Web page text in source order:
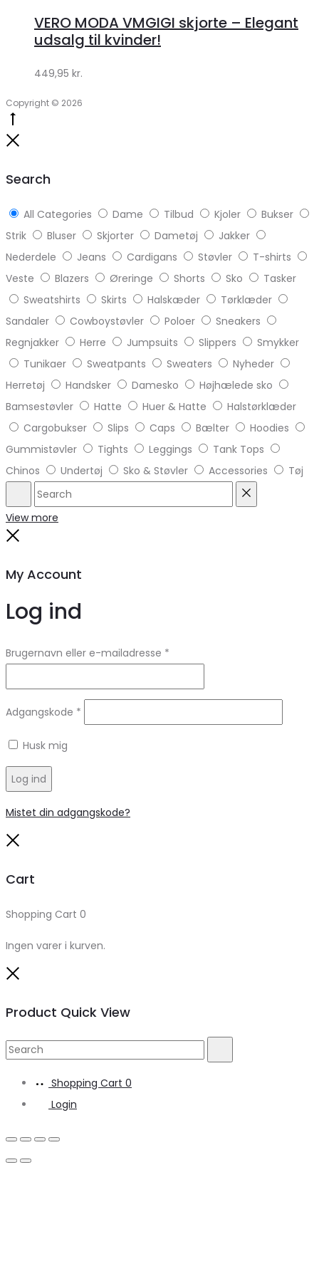
Klædeskabet.dk
VERO MODA VMGIGI skjorte – Elegant
udsalg til kvinder!
449,95 kr.
Copyright © 2026
Search
All Categories Dame Tilbud Kjoler
Bukser
Strik
Bluser Skjorter Dametøj
Jakker
Nederdele
Jeans Cardigans Støvler
T-shirts
Veste
Blazers Øreringe Shorts Sko
Tasker
Sweatshirts
Skirts Halskæder
Tørklæder
Sandaler
Cowboystøvler Poloer
Sneakers
Regnjakker
Herre Jumpsuits Slippers
Smykker
Tunikaer
Sweatpants Sweaters
Nyheder
Herretøj
Handsker Damesko
Højhælede sko
Bamsestøvler
Hatte Huer & Hatte
Halstørklæder
Cargobukser
Slips Caps Bælter
Hoodies
Gummistøvler
Tights Leggings
Tank Tops
Chinos
Undertøj Sko & Støvler Accessories Tøj
Search
View more
My Account
Log ind
Brugernavn eller e-mailadresse *
Adgangskode *
Husk mig
Log ind
Mistet din adgangskode?
Cart
Shopping Cart 0
Ingen varer i kurven.
Product Quick View
Search
Shopping Cart 0
Login